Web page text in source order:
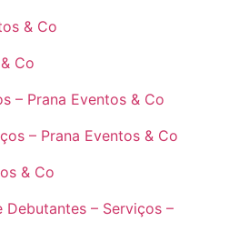
& Co
Co
– Prana Eventos & Co
– Prana Eventos & Co
& Co
Debutantes – Serviços –